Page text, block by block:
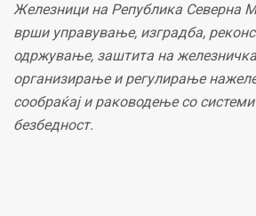
Железници на Република Северна
врши управување, изградба,
одржување, заштита на
организирање и регулирање
сообраќај и раководење со
безбедност.